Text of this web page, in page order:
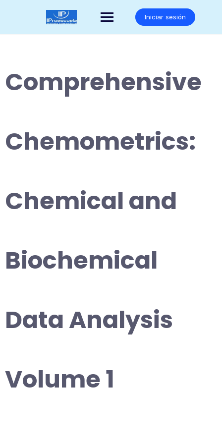
Iniciar sesión
Comprehensive
Chemometrics:
Chemical and
Biochemical
Data Analysis
Volume 1